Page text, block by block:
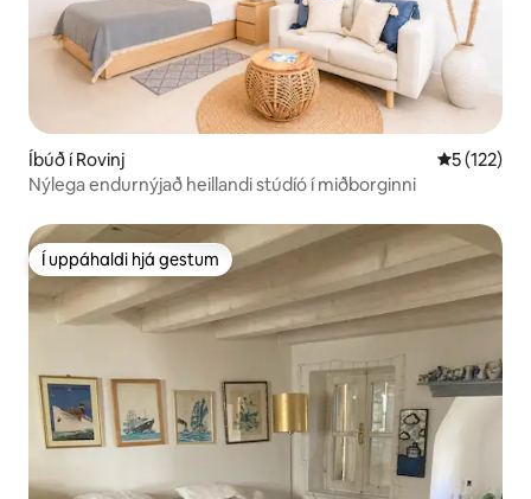
Íbúð í Rovinj 5 af 5 í
5 (122)
Nýlega endurnýjað heillandi stúdíó í miðborginni
Í uppáhaldi hjá gestum
Í uppáhaldi hjá gestum